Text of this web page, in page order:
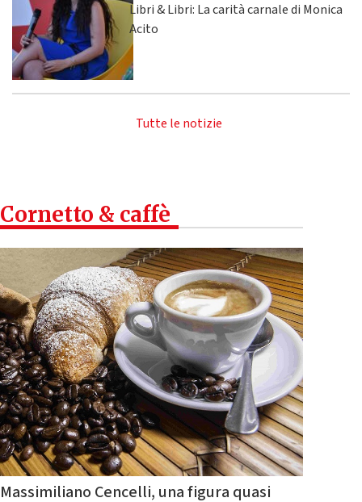
Libri & Libri: La carità carnale di Monica
Acito
Tutte le notizie
Cornetto & caffè
Massimiliano Cencelli, una figura quasi